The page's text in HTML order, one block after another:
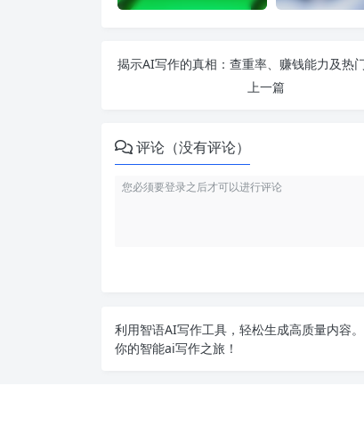
上一篇
评论（没有评论）
利用智语AI写作工具，轻松生成高质量内容
你的智能ai写作之旅！